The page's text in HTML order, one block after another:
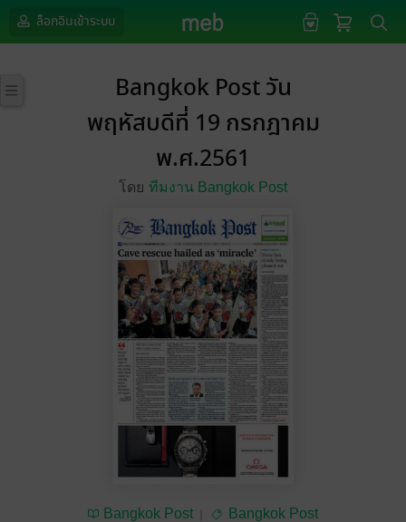
ล็อกอินเข้าระบบ
Bangkok Post วัน
พฤหัสบดีที่ 19 กรกฎาคม
พ.ศ.2561
โดย ทีมงาน Bangkok Post
Bangkok Post Bangkok Post